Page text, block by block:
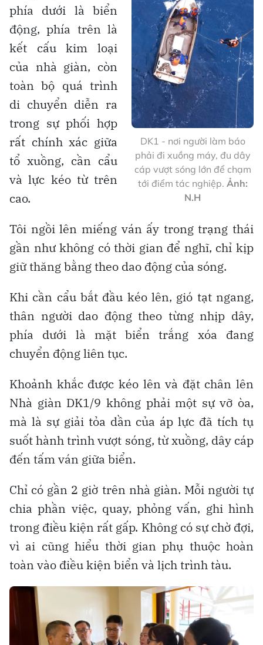
DK1 - nơi người làm báo
phải đi xuồng máy, đu dây
cáp vượt sóng lớn để chạm
tới điểm tác nghiệp. Ảnh:
N.H
phía dưới là biển
động, phía trên là
kết cấu kim loại
của nhà giàn, còn
toàn bộ quá trình
di chuyển diễn ra
trong sự phối hợp
rất chính xác giữa
tổ xuồng, cần cẩu
và lực kéo từ trên
cao.
Tôi ngồi lên miếng ván ấy trong trạng thái
gần như không có thời gian để nghĩ, chỉ kịp
giữ thăng bằng theo dao động của sóng.
Khi cần cẩu bắt đầu kéo lên, gió tạt ngang,
thân người dao động theo từng nhịp dây,
phía dưới là mặt biển trắng xóa đang
chuyển động liên tục.
Khoảnh khắc được kéo lên và đặt chân lên
Nhà giàn DK1/9 không phải một sự vỡ òa,
mà là sự giải tỏa dần của áp lực đã tích tụ
suốt hành trình vượt sóng, từ xuồng, dây cáp
đến tấm ván giữa biển.
Chỉ có gần 2 giờ trên nhà giàn. Mỗi người tự
chia phần việc, quay, phỏng vấn, ghi hình
trong điều kiện rất gấp. Không có sự chờ đợi,
vì ai cũng hiểu thời gian phụ thuộc hoàn
toàn vào điều kiện biển và lịch trình tàu.